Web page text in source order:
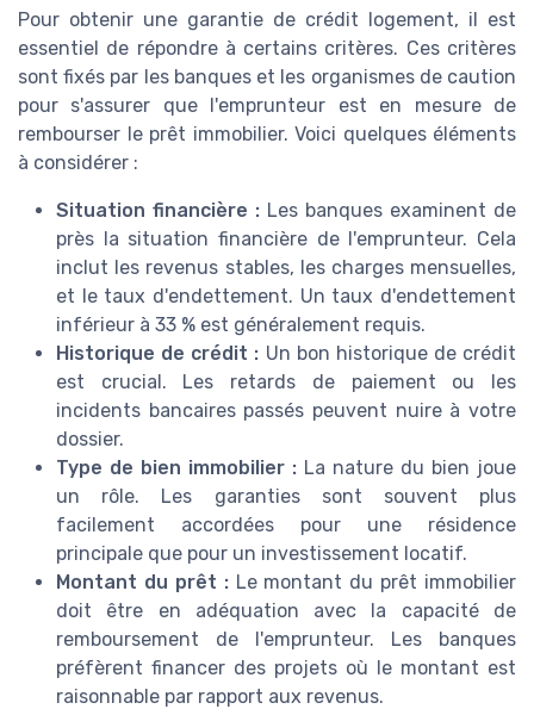
Pour obtenir une garantie de crédit logement, il est
essentiel de répondre à certains critères. Ces critères
sont fixés par les banques et les organismes de caution
pour s'assurer que l'emprunteur est en mesure de
rembourser le prêt immobilier. Voici quelques éléments
à considérer :
Situation financière : Les banques examinent de
près la situation financière de l'emprunteur. Cela
inclut les revenus stables, les charges mensuelles,
et le taux d'endettement. Un taux d'endettement
inférieur à 33 % est généralement requis.
Historique de crédit : Un bon historique de crédit
est crucial. Les retards de paiement ou les
incidents bancaires passés peuvent nuire à votre
dossier.
Type de bien immobilier : La nature du bien joue
un rôle. Les garanties sont souvent plus
facilement accordées pour une résidence
principale que pour un investissement locatif.
Montant du prêt :Le montant du prêt immobilier
doit être en adéquation avec la capacité de
remboursement de l'emprunteur. Les banques
préfèrent financer des projets où le montant est
raisonnable par rapport aux revenus.